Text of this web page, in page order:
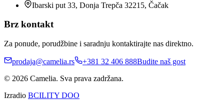
Ibarski put 33, Donja Trepča 32215, Čačak
Brz kontakt
Za ponude, porudžbine i saradnju kontaktirajte nas direktno.
prodaja@camelia.rs +381 32 406 888Budite naš gost
© 2026 Camelia. Sva prava zadržana.
Izradio BCILITY DOO